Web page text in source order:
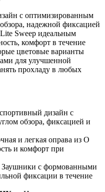
с оптимизированным
надежной фиксацией
Sweep идеальным
комфорт в течение
цветовые варианты
для улучшенной
прохладу в любых
дизайн с
обзора, фиксацией и
и легкая оправа из O
и комфорт при
с формованными
фиксации в течение